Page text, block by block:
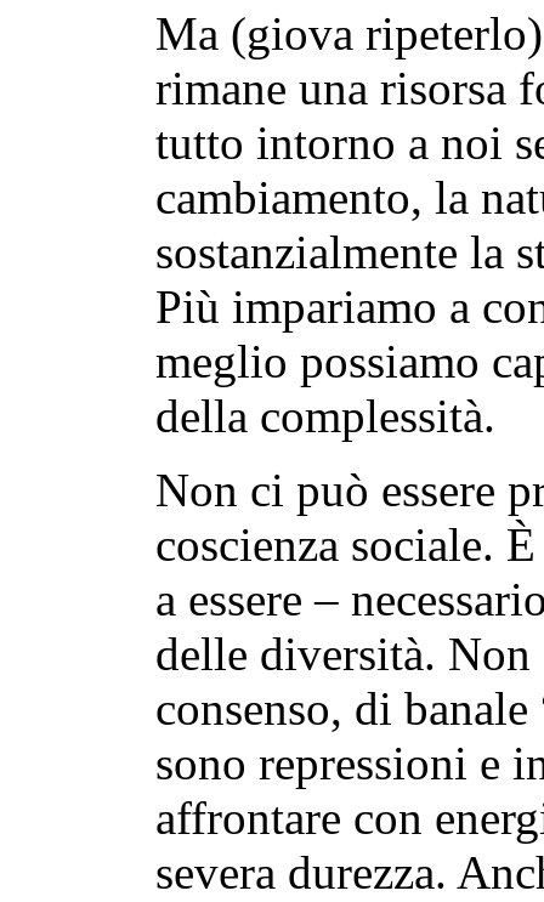
Ma (giova
rimane una risorsa
tutto intorno a noi
cambiamento, la
sostanzialmente la
Più impariamo a
meglio possiamo
della complessità.
Non ci può essere
coscienza sociale.
a essere –
delle diversità.
consenso, di
sono repressioni e
affrontare con
severa durezza.